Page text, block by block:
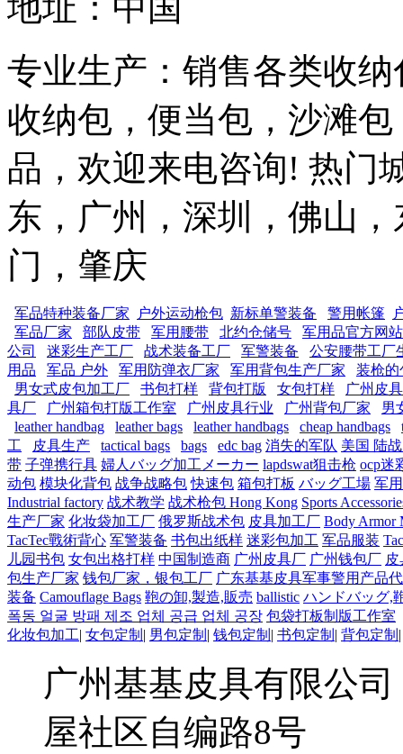
专业生产：销售各类收
收纳包，便当包，沙滩
品，欢迎来电咨询! 热门
东，广州，深圳，佛山
门，肇庆
军品特种装备厂家 户外运动枪包 新标单警装备 警用帐篷
军品厂家
部队皮带 军用腰带 北约仓储号
军用品官方网站
公司
迷彩生产工厂 战术装备工厂 军警装备
公安腰带工厂
用品
军品 户外 军用防弹衣厂家 军用背包生产厂家
装枪的
男女式皮包加工厂
书包打样 背包打版 女包打样
广州皮
具厂
广州箱包打版工作室 广州皮具行业 广州背包厂家
男
leather handbag
leather bags leather handbags cheap handbags
工
皮具生产 tactical bags bags edc bag 消失的军队 美国 陆
带 子弹携行具 婦人バッグ加工メーカー lapdswat狙击枪 ocp迷
动包 模块化背包 战争战略包 快速包 箱包打板 バッグ工場 军
Industrial factory 战术教学 战术枪包 Hong Kong Sports
生产厂家 化妆袋加工厂 俄罗斯战术包 皮具加工厂 Body Armor
TacTec戰術背心 军警装备 书包出纸样 迷彩包加工 军品服装
儿园书包 女包出格打样 中国制造商 广州皮具厂 广州钱包厂
包生产厂家 钱包厂家，银包工厂 广东基基皮具军事警用产品
装备 Camouflage Bags 鞄の卸,製造,販売 ballistic ハンドバッグ,
폭동 얼굴 방패 제조 업체 공급 업체 공장 包袋打板制版工作室
化妆包加工| 女包定制 | 男包定制 | 钱包定制 | 书包定制 | 背包定制
广州基基皮具有限公
屋社区自编路8号